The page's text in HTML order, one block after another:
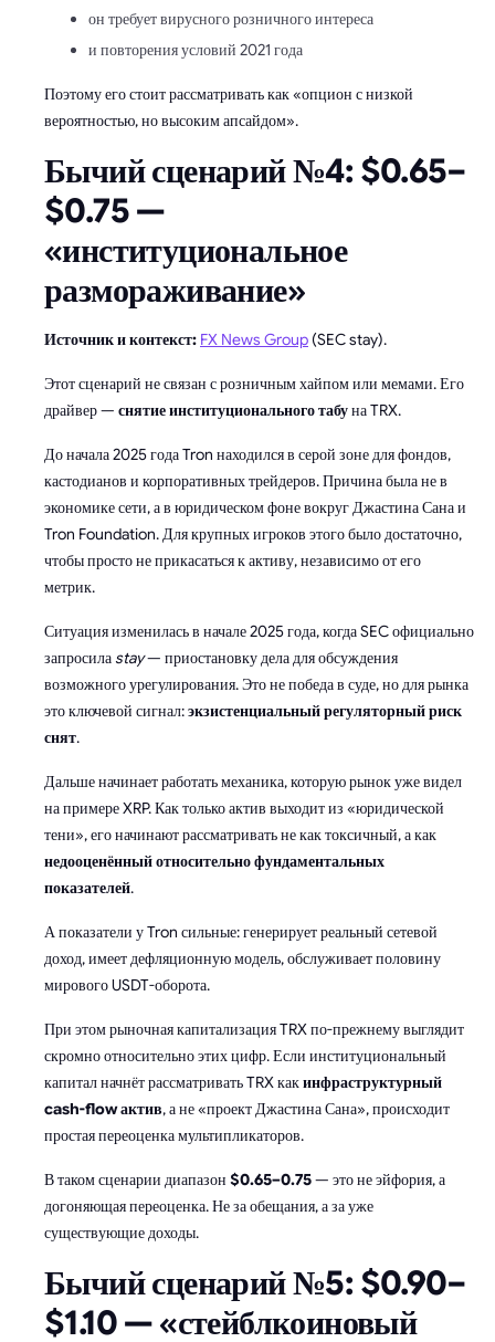
он требует вирусного розничного интереса
и повторения условий 2021 года
Поэтому его стоит рассматривать как «опцион с низкой
вероятностью, но высоким апсайдом».
Бычий сценарий №4: $0.65–
$0.75 —
«институциональное
размораживание»
Источник и контекст: FX News Group (SEC stay).
Этот сценарий не связан с розничным хайпом или мемами. Его
драйвер — снятие институционального табуна TRX.
До начала 2025 года Tron находился в серой зоне для фондов,
кастодианов и корпоративных трейдеров. Причина была не в
экономике сети, а в юридическом фоне вокруг Джастина Сана и
Tron Foundation. Для крупных игроков этого было достаточно,
чтобы просто не прикасаться к активу, независимо от его
метрик.
Ситуация изменилась в начале 2025 года, когда SEC официально
запросилаstay— приостановку дела для обсуждения
возможного урегулирования. Это не победа в суде, но для рынка
это ключевой сигнал:экзистенциальный регуляторный риск
снят.
Дальше начинает работать механика, которую рынок уже видел
на примере XRP. Как только актив выходит из «юридической
тени», его начинают рассматривать не как токсичный, а как
недооценённый относительно фундаментальных
показателей.
А показатели у Tron сильные: генерирует реальный сетевой
доход, имеет дефляционную модель, обслуживает половину
мирового USDT-оборота.
При этом рыночная капитализация TRX по-прежнему выглядит
скромно относительно этих цифр. Если институциональный
капитал начнёт рассматривать TRX какинфраструктурный
cash-flow актив, а не «проект Джастина Сана», происходит
простая переоценка мультипликаторов.
В таком сценарии диапазон $0.65–0.75— это не эйфория, а
догоняющая переоценка. Не за обещания, а за уже
существующие доходы.
Бычий сценарий №5: $0.90–
$1.10 — «стейблкоиновый